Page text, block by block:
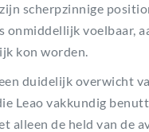
scherpzinnige
onmiddellijk voelbaar,
kon worden.
duidelijk overwicht
Leao vakkundig
alleen de held van de